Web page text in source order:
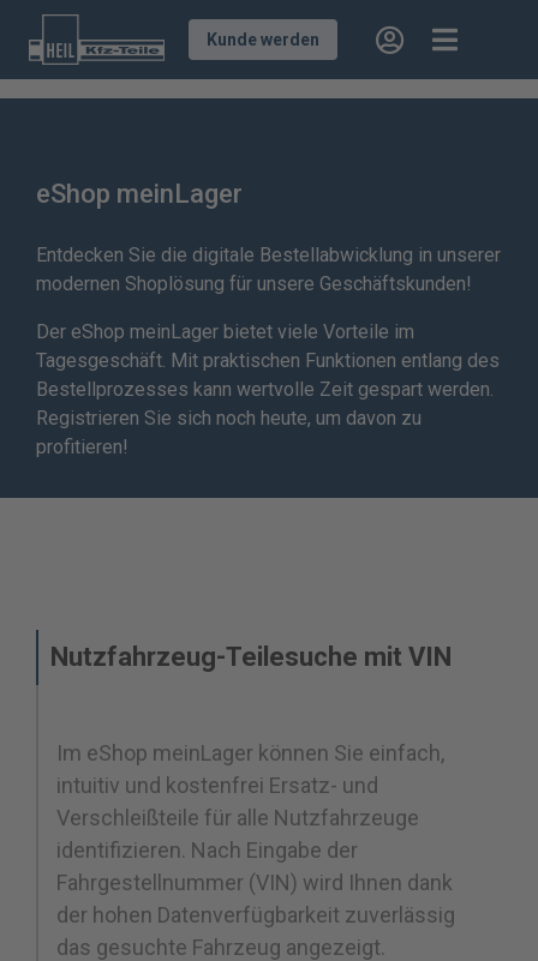
Kunde werden
eShop meinLager
Entdecken Sie die digitale Bestellabwicklung in unserer
modernen Shoplösung für unsere Geschäftskunden!
Der eShop meinLager bietet viele Vorteile im
Tagesgeschäft. Mit praktischen Funktionen entlang des
Bestellprozesses kann wertvolle Zeit gespart werden.
Registrieren Sie sich noch heute, um davon zu
profitieren!
Nutzfahrzeug-Teilesuche mit VIN
Im eShop meinLager können Sie einfach,
intuitiv und kostenfrei Ersatz- und
Verschleißteile für alle Nutzfahrzeuge
identifizieren. Nach Eingabe der
Fahrgestellnummer (VIN) wird Ihnen dank
der hohen Datenverfügbarkeit zuverlässig
das gesuchte Fahrzeug angezeigt.